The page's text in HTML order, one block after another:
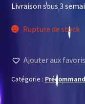
Livraison sous 3
Rupture de stock
Ajouter aux favoris
Catégorie :